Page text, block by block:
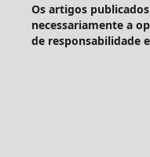
Os artigos
necessariamente a
de responsabilidade